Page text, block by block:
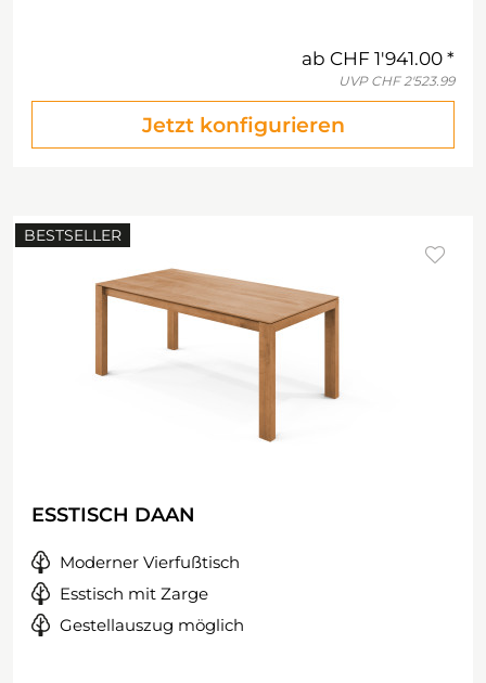
ab CHF 1'941.00
UVP CHF 2'523.99
Jetzt konfigurieren
BESTSELLER
ESSTISCH DAAN
Moderner Vierfußtisch
Esstisch mit Zarge
Gestellauszug möglich